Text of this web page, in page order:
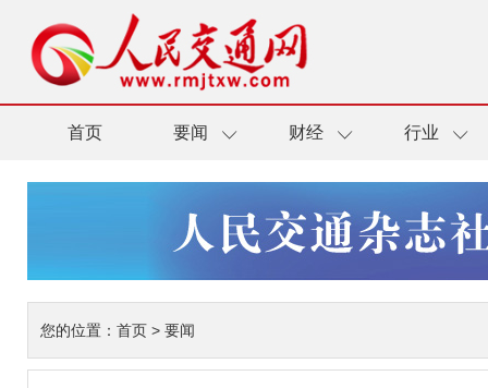
首页 要闻 财经 行业
您的位置： 首页 > 要闻